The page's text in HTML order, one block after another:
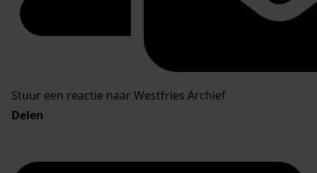
Stuur een reactie naar Westfries Archief
Delen